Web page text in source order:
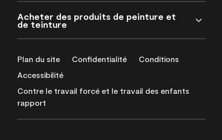
Acheter des produits de peinture et
de teinture
Plan du site Confidentialité
Conditions
Accessibilité
Contre le travail forcé et le travail des enfants
rapport